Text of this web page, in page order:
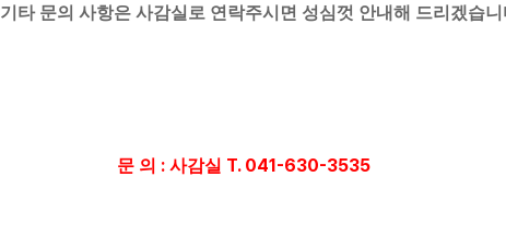
기타 문의 사항은 사감실로 연락주시면 성심껏 안내해 드리겠습니
문 의 : 사감실 T. 041-630-3535